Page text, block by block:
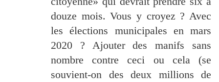
douze mois. Vous y croyez ? Avec
les élections municipales en mars
2020 ? Ajouter des manifs sans
nombre contre ceci ou cela (se
souvient-on des deux millions de